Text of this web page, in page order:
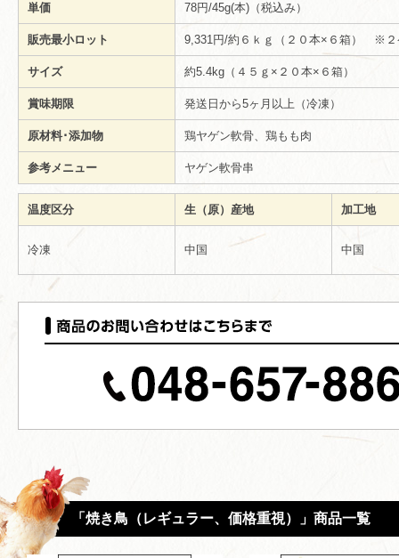
単価 78円/45g(本)（税込み）
販売最小ロット 9,331円/約６ｋｇ（２０本×６箱） ※２
サイズ 約5.4kg（４５ｇ×２０本×６箱）
賞味期限 発送日から5ヶ月以上（冷凍）
原材料･添加物 鶏ヤゲン軟骨、鶏もも肉
参考メニュー ヤゲン軟骨串
温度区分 生（原）産地 加工地
冷凍 中国 中国
「焼き鳥（レギュラー、価格重視）」商品一覧